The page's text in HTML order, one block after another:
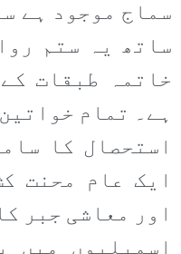
سماج موجود ہے
ساتھ یہ ستم
خاتمہ طبقات
ہے۔ تمام
استحصال کا
ایک عام محنت
اور معاشی جبر